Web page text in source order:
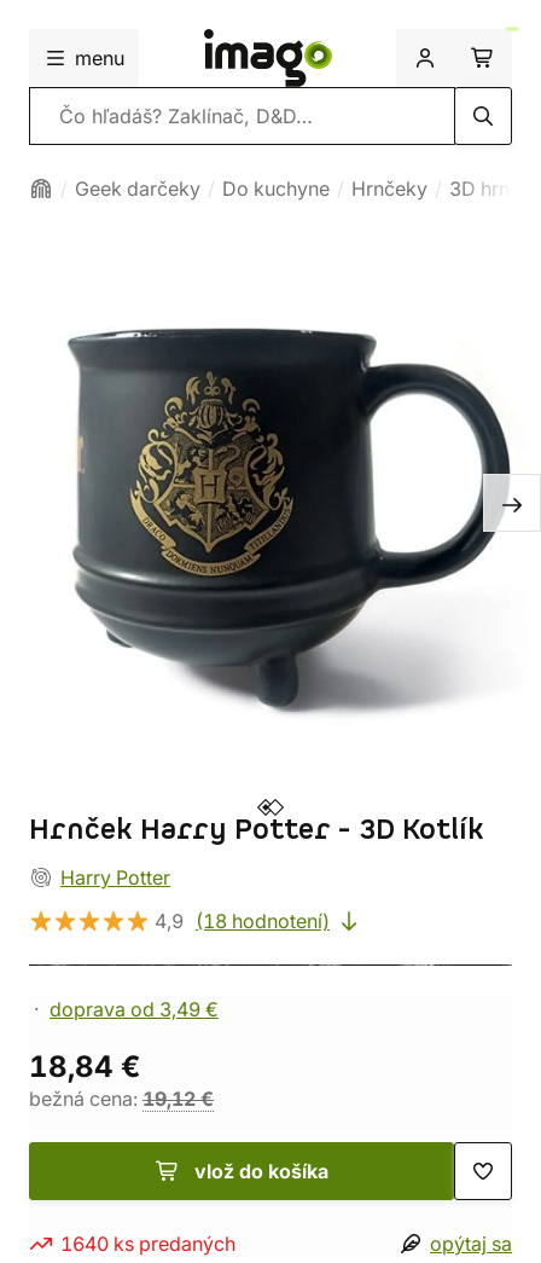
menu
Vyhľadávanie
Geek darčeky Do kuchyne Hrnčeky 3D
Hrnček Harry Potter - 3D Kotlík
Harry Potter
4,9 (18 hodnotení)
doprava od 3,49 €
18,84 €
bežná cena: 19,12 €
vlož do košíka
1640 ks predaných opýtaj sa